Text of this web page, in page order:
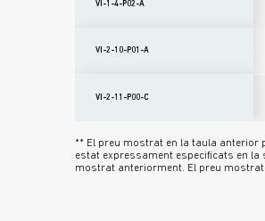
VI-1-4-P02-A
VI-2-10-P01-A
VI-2-11-P00-C
** El preu mostrat en la taula anterior
estat expressament especificats en la
mostrat anteriorment. El preu